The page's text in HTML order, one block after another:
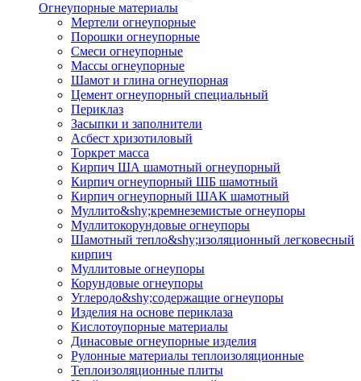
Огнеупорные материалы
Мертели огнеупорные
Порошки огнеупорные
Смеси огнеупорные
Массы огнеупорные
Шамот и глина огнеупорная
Цемент огнеупорный специальный
Периклаз
Засыпки и заполнители
Асбест хризотиловый
Торкрет масса
Кирпич ША шамотный огнеупорный
Кирпич огнеупорный ШБ шамотный
Кирпич огнеупорный ШАК шамотный
Муллито&shy;­кремнеземистые огнеупоры
Муллито­корундовые огнеупоры
Шамотный тепло&shy;изоляционный легковесный
кирпич
Муллитовые огнеупоры
Корундовые огнеупоры
Углеродо&shy;содержащие огнеупоры
Изделия на основе периклаза
Кислотоупорные материалы
Динасовые огнеупорные изделия
Рулонные материалы теплоизоляционные
Тепло­изоляционные плиты